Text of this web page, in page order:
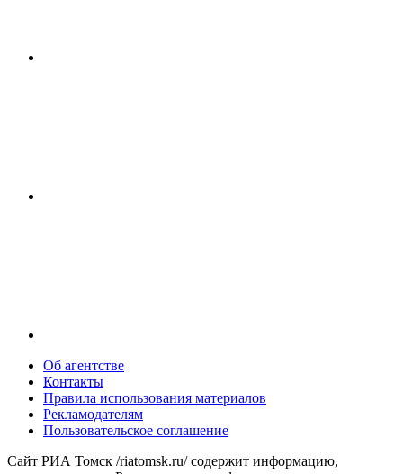
Об агентстве
Контакты
Правила использования материалов
Рекламодателям
Пользовательское соглашение
Сайт РИА Томск /riatomsk.ru/ содержит информацию,